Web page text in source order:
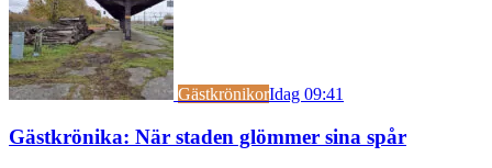
GästkrönikorIdag 09:41
Gästkrönika: När staden glömmer sina spår